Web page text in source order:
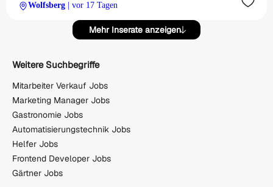
Wolfsberg
| vor 17 Tagen
Mehr Inserate anzeigen
Weitere Suchbegriffe
Mitarbeiter Verkauf Jobs
Marketing Manager Jobs
Gastronomie Jobs
Automatisierungstechnik Jobs
Helfer Jobs
Frontend Developer Jobs
Gärtner Jobs